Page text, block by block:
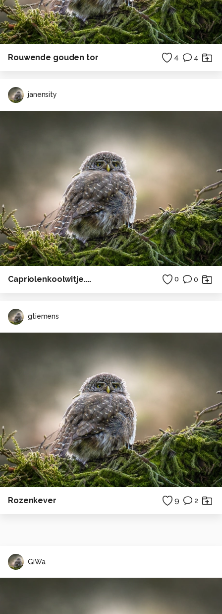
Rouwende gouden tor 4 4
janensity
Capriolenkoolwitje.... 0 0
gtiemens
Rozenkever 9 2
GiWa